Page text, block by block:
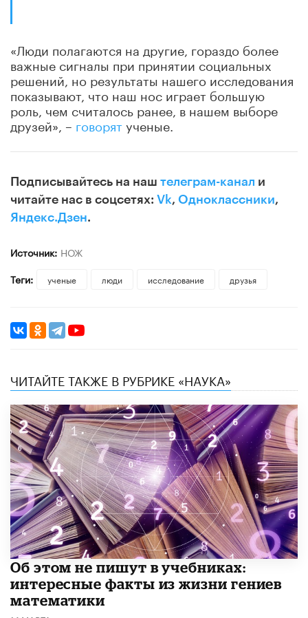
«Люди полагаются на другие, гораздо более
важные сигналы при принятии социальных
решений, но результаты нашего исследования
показывают, что наш нос играет большую
роль, чем считалось ранее, в нашем выборе
друзей», – говорятученые.
Подписывайтесь на наш телеграм-канал и
читайте нас в соцсетях: Vk, Одноклассники,
Яндекс.Дзен.
Источник: НОЖ
Теги:
ученые люди исследование друзья
ЧИТАЙТЕ ТАКЖЕ В РУБРИКЕ «НАУКА»
Об этом не пишут в учебниках:
интересные факты из жизни гениев
математики